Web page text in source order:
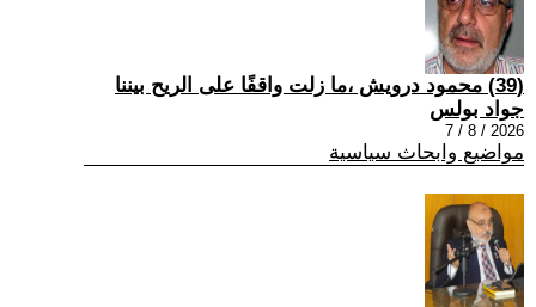
(39) محمود درويش ،ما زلت واقفًا على الريح بيننا
جواد بولس
2026 / 8 / 7
مواضيع وابحاث سياسية